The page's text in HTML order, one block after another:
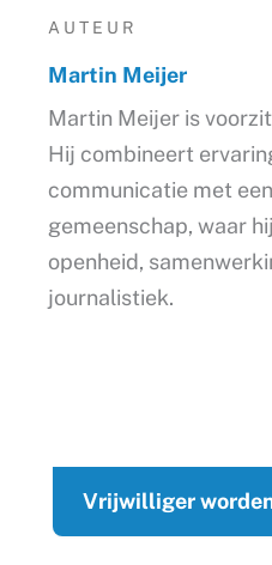
AUTEUR
Martin Meijer
Martin Meijer is
Hij combineert
communicatie met
gemeenschap, waar
openheid,
journalistiek.
Vrijwilliger